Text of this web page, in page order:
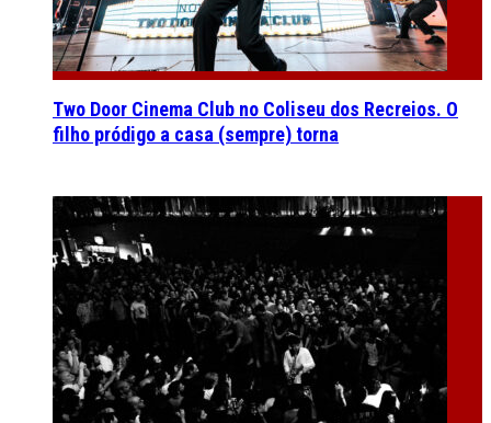
Two Door Cinema Club no Coliseu dos Recreios. O
filho pródigo a casa (sempre) torna